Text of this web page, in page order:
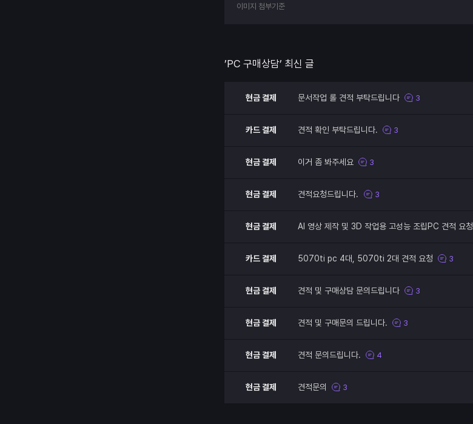
이미지 첨부기준
’PC 구매상담’ 최신 글
현금 결제 문서작업 롤 견적 부탁드립니다 3
카드 결제 견적 확인 부탁드립니다. 3
현금 결제 이거 좀 봐주세요 3
현금 결제 견적요청드립니다. 3
현금 결제 AI 영상 제작 및 3D 작업용 고성능 조립PC 견적 요청
카드 결제 5070ti pc 4대, 5070ti 2대 견적 요청 3
현금 결제 견적 및 구매상담 문의드립니다 3
현금 결제 견적 및 구매문의 드립니다. 3
현금 결제 견적 문의드립니다. 4
현금 결제 견적문의 3